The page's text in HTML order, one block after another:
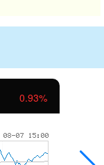
0.93%